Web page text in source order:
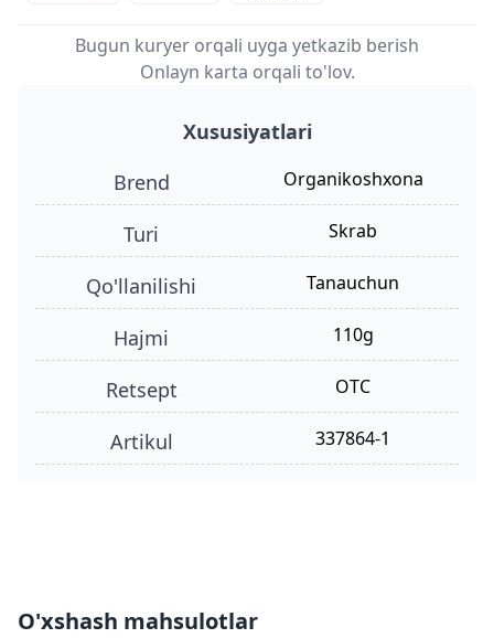
Bugun kuryer orqali uyga yetkazib berish
Onlayn karta orqali to'lov.
Xususiyatlari
Brend
organikoshxona
turi skrab
qo'llanilishi tanauchun
hajmi 110g
retsept OTC
Artikul 337864-1
O'xshash mahsulotlar